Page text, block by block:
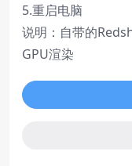
5.重启电脑
说明：自带的
GPU渲染